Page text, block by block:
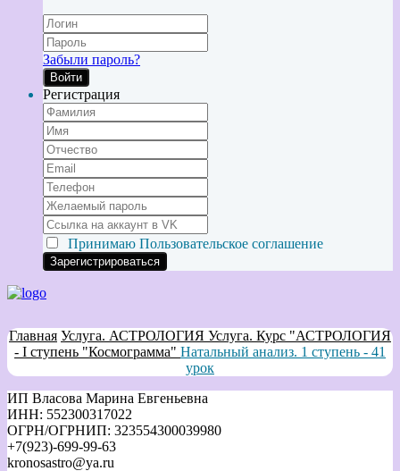
Забыли пароль?
Войти
Регистрация
Принимаю Пользовательское соглашение
Главная Услуга. АСТРОЛОГИЯ Услуга. Курс "АСТРОЛОГИЯ
- I ступень "Космограмма" Натальный анализ. 1 ступень - 41
урок
ИП Власова Марина Евгеньевна
ИНН: 552300317022
ОГРН/ОГРНИП: 323554300039980
+7(923)-699-99-63
kronosastro@ya.ru